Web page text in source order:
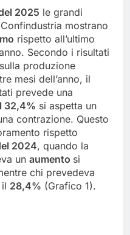
2025 le grandi
mostrano
rispetto all’ultimo
Secondo i risultati
produzione
mesi dell’anno, il
prevede una
32,4% si aspetta un
contrazione. Questo
rispetto
2024, quando la
un aumento si
chi prevedeva
28,4% (Grafico 1).